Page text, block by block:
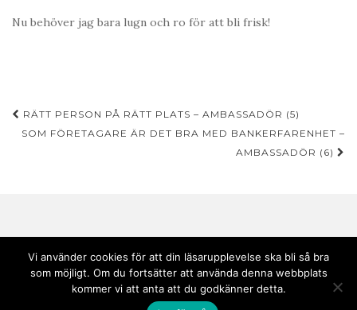
Nu behöver jag bara lugn och ro för att bli frisk!
Inläggsnavigering
RÄTT PERSON PÅ RÄTT PLATS – AMBASSADÖR (5)
SOM FÖRETAGARE ÄR DET BRA MED BANKERFARENHET –
AMBASSADÖR (6)
Copyright © 2020 Andebark | Tema avColorlibdrivs med WordPress
Vi använder cookies för att din läsarupplevelse ska bli så bra
som möjligt. Om du fortsätter att använda denna webbplats
kommer vi att anta att du godkänner detta.